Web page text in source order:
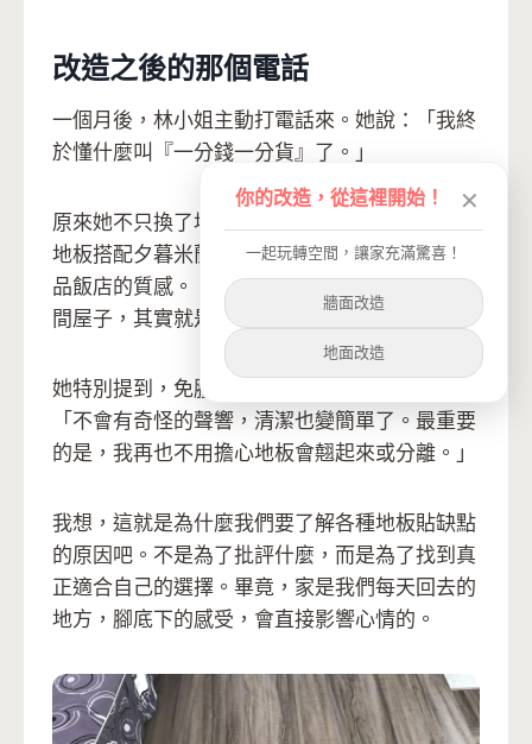
改造之後的那個電話
一個月後，林小姐主動打電話來。她說：「我終
於懂什麼叫『一分錢一分貨』了。」
原來她不只換了地板，連牆面都重新上色。深橡
地板搭配夕暮米蘭的牆面，整個空間瞬間有了精
品飯店的質感。「朋友來都以為我重新裝潢了整
間屋子，其實就是地板和牆壁而已。」
她特別提到，免膠免釘的穩定度讓她很安心：
「不會有奇怪的聲響，清潔也變簡單了。最重要
的是，我再也不用擔心地板會翹起來或分離。」
我想，這就是為什麼我們要了解各種地板貼缺點
的原因吧。不是為了批評什麼，而是為了找到真
正適合自己的選擇。畢竟，家是我們每天回去的
地方，腳底下的感受，會直接影響心情的。
你的改造，從這裡開始！ ✕
一起玩轉空間，讓家充滿驚喜！
牆面改造
地面改造